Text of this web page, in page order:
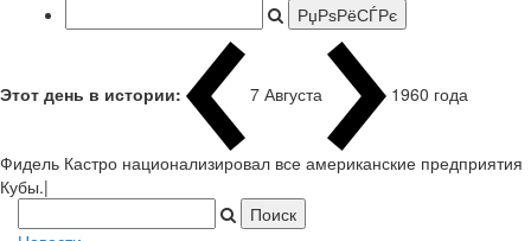
Этот день в истории: 7 Августа 1960 года
Фидель Кастро национализировал все американские предприятия
Кубы.|